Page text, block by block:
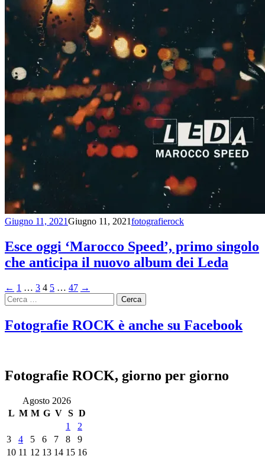
Giugno 11, 2021Giugno 11, 2021fotografierock
Esce oggi ‘Marocco Speed’, primo singolo
che anticipa il nuovo album dei Leda
Posts
navigation
← 1 … 3 4 5 … 47 →
Ricerca
per:
Fotografie ROCK è anche su Facebook
Fotografie ROCK, giorno per giorno
Agosto 2026
L M M G V S D
1
2
3
4 5 6 7 8
9
10 11 12 13 14 15 16